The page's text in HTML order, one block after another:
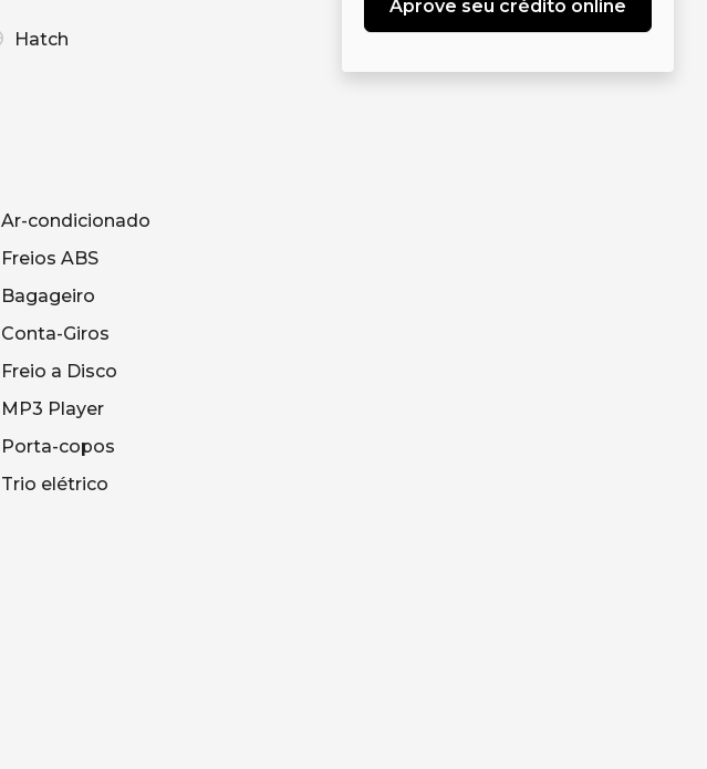
Hatch
Ar-condicionado
Freios ABS
Bagageiro
Conta-Giros
Freio a Disco
MP3 Player
Porta-copos
Trio elétrico
Aprove seu crédito online